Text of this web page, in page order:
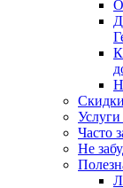
Часто
Не